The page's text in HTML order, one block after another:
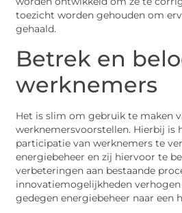
toezicht worden gehouden om
gehaald.
Betrek en
werknemers
Het is slim om gebruik te maken
werknemersvoorstellen. Hierbij is
participatie van werknemers te
energiebeheer en zij hiervoor te
verbeteringen aan bestaande
innovatiemogelijkheden
gedegen energiebeheer naar een